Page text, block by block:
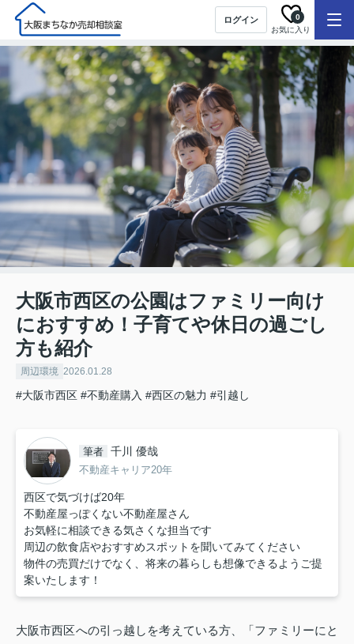
ログイン
お気に入り
0
大阪市西区の公園はファミリー向け
におすすめ！子育てや休日の過ごし
方も紹介
周辺環境 2026.01.28
#大阪市西区 #不動産購入 #西区の魅力 #引越し
筆者 千川 優哉
不動産キャリア20年
西区で気づけば20年
不動産屋っぽくない不動産屋さん
お気軽に相談できる気さくな担当です
周辺の飲食店やおすすめスポットを聞いてみてください
物件の売買だけでなく、将来の暮らしも想像できるようご提
案いたします！
大阪市西区への引っ越しを考えている方、「ファミリーにと